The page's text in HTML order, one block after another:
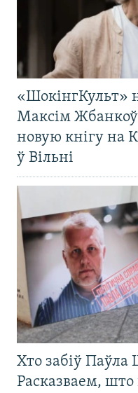
«ШокінгКульт»
Максім Жбанкоў
новую кнігу на
ў Вільні
Хто забіў Паўла
Расказваем, што